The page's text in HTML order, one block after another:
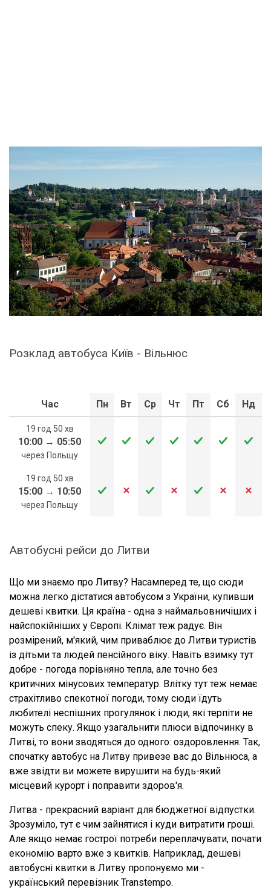
Розклад автобуса Київ - Вільнюс
Час Пн Вт Ср Чт Пт Сб Нд
19 год 50 хв
10:00 → 05:50
через Польщу
19 год 50 хв
15:00 → 10:50
через Польщу
Автобусні рейси до Литви
Що ми знаємо про Литву? Насамперед те, що сюди
можна легко дістатися автобусом з України, купивши
дешеві квитки. Ця країна - одна з наймальовничіших і
найспокійніших у Європі. Клімат теж радує. Він
розмірений, м'який, чим приваблює до Литви туристів
із дітьми та людей пенсійного віку. Навіть взимку тут
добре - погода порівняно тепла, але точно без
критичних мінусових температур. Влітку тут теж немає
страхітливо спекотної погоди, тому сюди їдуть
любителі неспішних прогулянок і люди, які терпіти не
можуть спеку. Якщо узагальнити плюси відпочинку в
Литві, то вони зводяться до одного: оздоровлення. Так,
спочатку автобус на Литву привезе вас до Вільнюса, а
вже звідти ви можете вирушити на будь-який
місцевий курорт і поправити здоров'я.
Литва - прекрасний варіант для бюджетної відпустки.
Зрозуміло, тут є чим зайнятися і куди витратити гроші.
Але якщо немає гострої потреби переплачувати, почати
економію варто вже з квитків. Наприклад, дешеві
автобусні квитки в Литву пропонуємо ми -
український перевізник Transtempo.